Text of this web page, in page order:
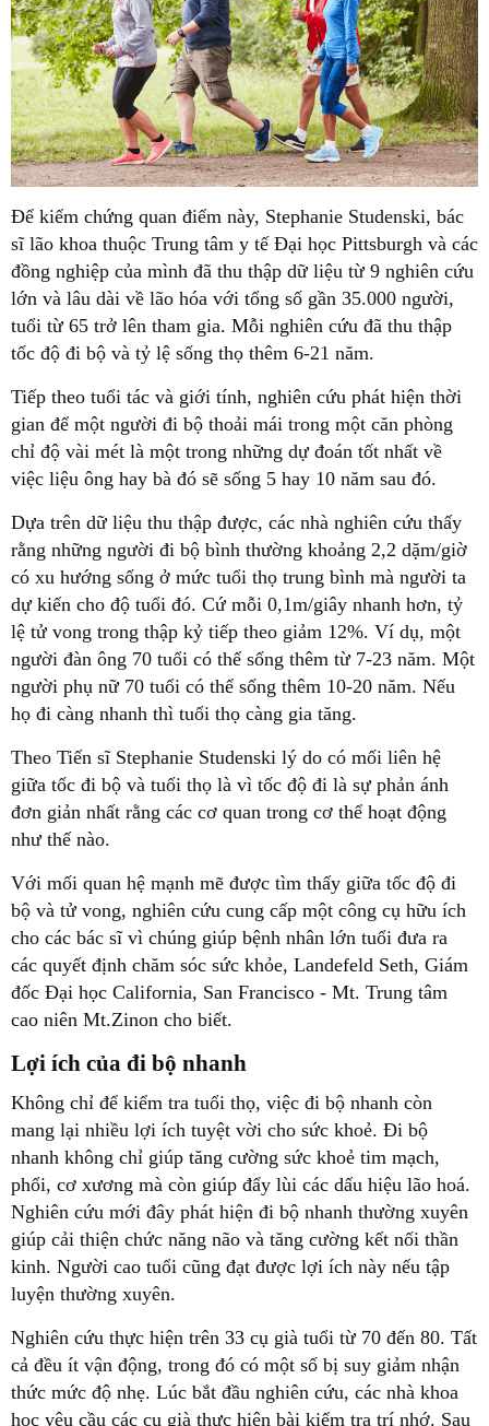
Để kiểm chứng quan điểm này, Stephanie Studenski, bác
sĩ lão khoa thuộc Trung tâm y tế Đại học Pittsburgh và các
đồng nghiệp của mình đã thu thập dữ liệu từ 9 nghiên cứu
lớn và lâu dài về lão hóa với tổng số gần 35.000 người,
tuổi từ 65 trở lên tham gia. Mỗi nghiên cứu đã thu thập
tốc độ đi bộ và tỷ lệ sống thọ thêm 6-21 năm.
Tiếp theo tuổi tác và giới tính, nghiên cứu phát hiện thời
gian để một người đi bộ thoải mái trong một căn phòng
chỉ độ vài mét là một trong những dự đoán tốt nhất về
việc liệu ông hay bà đó sẽ sống 5 hay 10 năm sau đó.
Dựa trên dữ liệu thu thập được, các nhà nghiên cứu thấy
rằng những người đi bộ bình thường khoảng 2,2 dặm/giờ
có xu hướng sống ở mức tuổi thọ trung bình mà người ta
dự kiến cho độ tuổi đó. Cứ mỗi 0,1m/giây nhanh hơn, tỷ
lệ tử vong trong thập kỷ tiếp theo giảm 12%. Ví dụ, một
người đàn ông 70 tuổi có thể sống thêm từ 7-23 năm. Một
người phụ nữ 70 tuổi có thể sống thêm 10-20 năm. Nếu
họ đi càng nhanh thì tuổi thọ càng gia tăng.
Theo Tiến sĩ Stephanie Studenski lý do có mối liên hệ
giữa tốc đi bộ và tuổi thọ là vì tốc độ đi là sự phản ánh
đơn giản nhất rằng các cơ quan trong cơ thể hoạt động
như thế nào.
Với mối quan hệ mạnh mẽ được tìm thấy giữa tốc độ đi
bộ và tử vong, nghiên cứu cung cấp một công cụ hữu ích
cho các bác sĩ vì chúng giúp bệnh nhân lớn tuổi đưa ra
các quyết định chăm sóc sức khỏe, Landefeld Seth, Giám
đốc Đại học California, San Francisco - Mt. Trung tâm
cao niên Mt.Zinon cho biết.
Lợi ích của đi bộ nhanh
Không chỉ để kiểm tra tuổi thọ, việc đi bộ nhanh còn
mang lại nhiều lợi ích tuyệt vời cho sức khoẻ. Đi bộ
nhanh không chỉ giúp tăng cường sức khoẻ tim mạch,
phổi, cơ xương mà còn giúp đẩy lùi các dấu hiệu lão hoá.
Nghiên cứu mới đây phát hiện đi bộ nhanh thường xuyên
giúp cải thiện chức năng não và tăng cường kết nối thần
kinh. Người cao tuổi cũng đạt được lợi ích này nếu tập
luyện thường xuyên.
Nghiên cứu thực hiện trên 33 cụ già tuổi từ 70 đến 80. Tất
cả đều ít vận động, trong đó có một số bị suy giảm nhận
thức mức độ nhẹ. Lúc bắt đầu nghiên cứu, các nhà khoa
học yêu cầu các cụ già thực hiện bài kiểm tra trí nhớ. Sau